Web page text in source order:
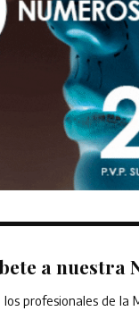
a nuestra
los profesionales de la